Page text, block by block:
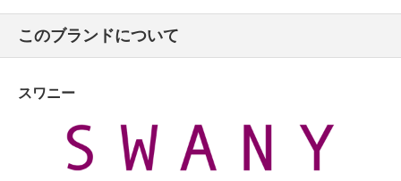
このブランドについて
スワニー